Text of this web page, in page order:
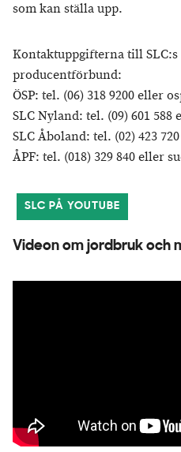
som kan ställa upp.
Kontaktuppgifterna till
producentförbund:
ÖSP: tel. (06) 318 9200 eller
SLC Nyland: tel. (09) 601 588
SLC Åboland: tel. (02) 423
ÅPF: tel. (018) 329 840 eller
SLC PÅ YOUTUBE
Videon om jordbruk och